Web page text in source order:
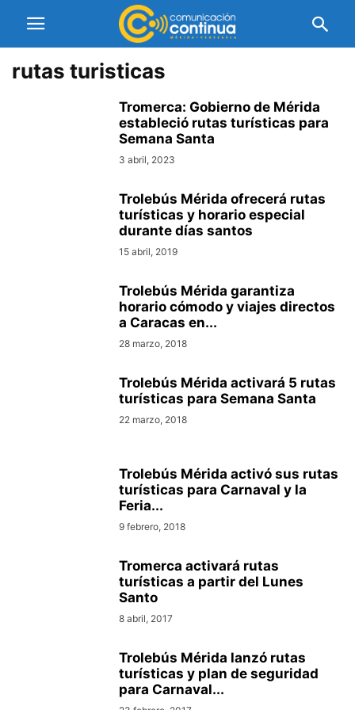
rutas turisticas
Tromerca: Gobierno de Mérida
estableció rutas turísticas para
Semana Santa
3 abril, 2023
Trolebús Mérida ofrecerá rutas
turísticas y horario especial
durante días santos
15 abril, 2019
Trolebús Mérida garantiza
horario cómodo y viajes directos
a Caracas en...
28 marzo, 2018
Trolebús Mérida activará 5 rutas
turísticas para Semana Santa
22 marzo, 2018
Trolebús Mérida activó sus rutas
turísticas para Carnaval y la
Feria...
9 febrero, 2018
Tromerca activará rutas
turísticas a partir del Lunes
Santo
8 abril, 2017
Trolebús Mérida lanzó rutas
turísticas y plan de seguridad
para Carnaval...